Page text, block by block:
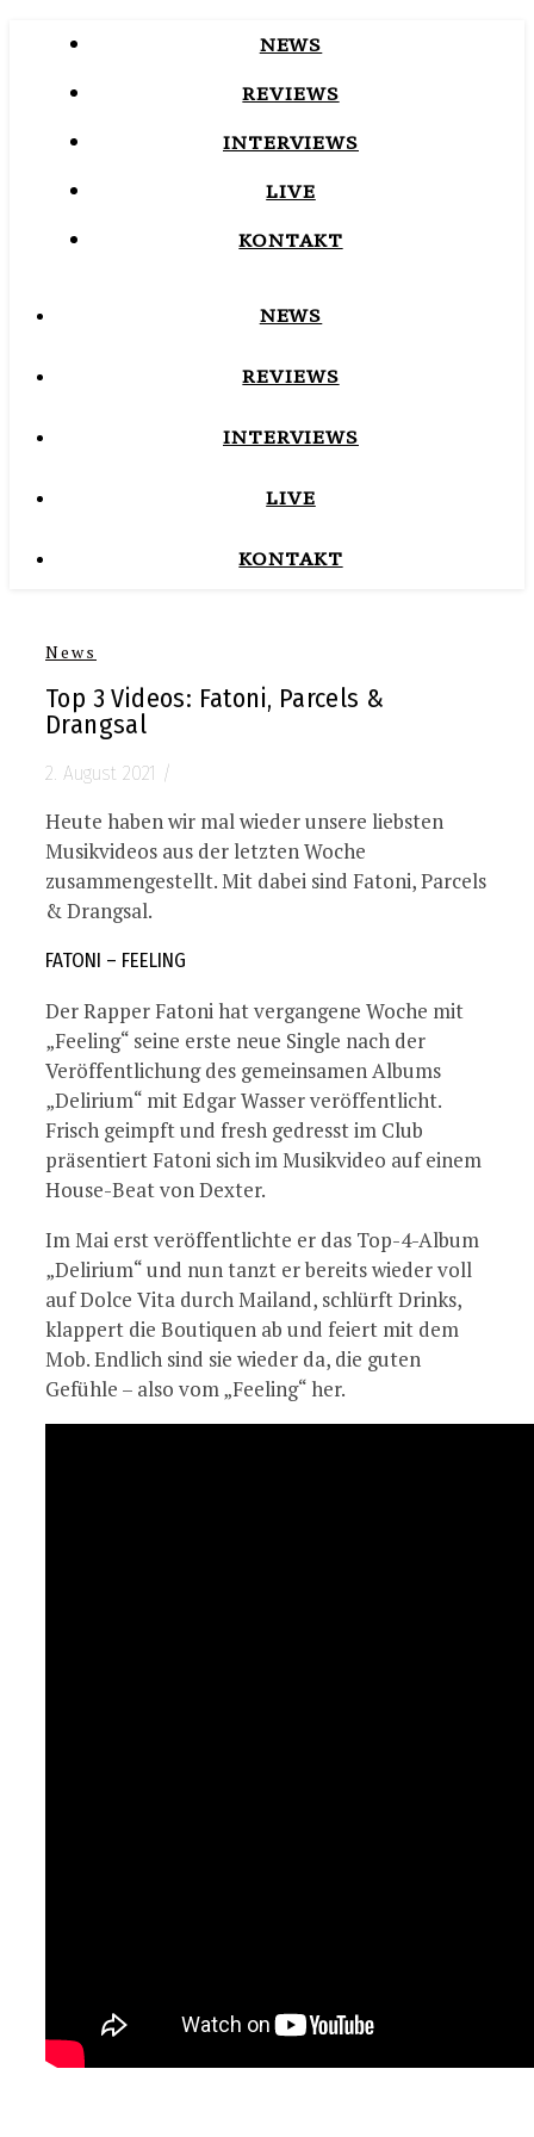
NEWS
REVIEWS
INTERVIEWS
LIVE
KONTAKT
NEWS
REVIEWS
INTERVIEWS
LIVE
KONTAKT
News
Top 3 Videos: Fatoni, Parcels &
Drangsal
2. August 2021 /
Heute haben wir mal wieder unsere liebsten
Musikvideos aus der letzten Woche
zusammengestellt. Mit dabei sind Fatoni, Parcels
& Drangsal.
FATONI – FEELING
Der Rapper Fatoni hat vergangene Woche mit
„Feeling“ seine erste neue Single nach der
Veröffentlichung des gemeinsamen Albums
„Delirium“ mit Edgar Wasser veröffentlicht.
Frisch geimpft und fresh gedresst im Club
präsentiert Fatoni sich im Musikvideo auf einem
House-Beat von Dexter.
Im Mai erst veröffentlichte er das Top-4-Album
„Delirium“ und nun tanzt er bereits wieder voll
auf Dolce Vita durch Mailand, schlürft Drinks,
klappert die Boutiquen ab und feiert mit dem
Mob. Endlich sind sie wieder da, die guten
Gefühle – also vom „Feeling“ her.